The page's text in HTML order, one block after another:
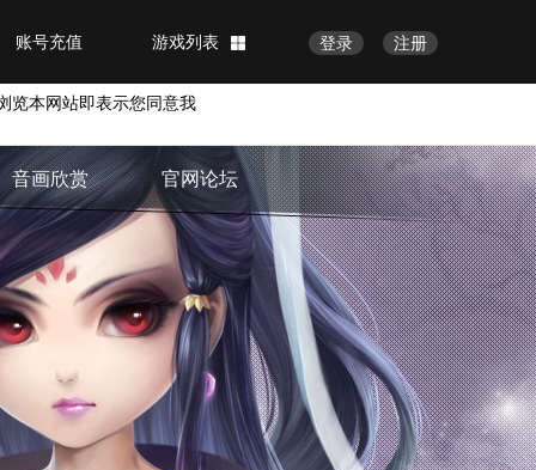
注册
登录
游戏列表
账号充值
览本网站即表示您同意我
音画欣赏 官网论坛